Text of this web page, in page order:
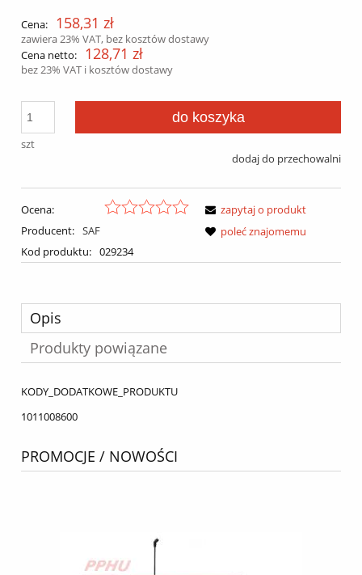
Cena: 158,31 zł
zawiera 23% VAT, bez kosztów dostawy
Cena netto:
128,71 zł
bez 23% VAT i kosztów dostawy
szt
do koszyka
dodaj do przechowalni
Ocena:
Producent: SAF
Kod produktu: 029234
zapytaj o produkt
poleć znajomemu
Opis
Produkty powiązane
KODY_DODATKOWE_PRODUKTU
1011008600
PROMOCJE / NOWOŚCI